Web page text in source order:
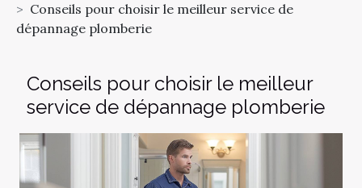
Conseils pour choisir le meilleur service de
dépannage plomberie
Conseils pour choisir le meilleur
service de dépannage plomberie